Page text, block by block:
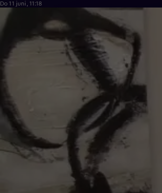
Do 11 juni, 11:18
0:43